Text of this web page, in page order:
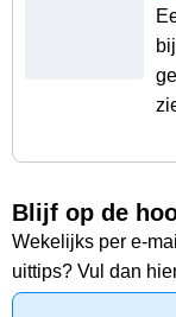
Blijf op de
Wekelijks per e-
uittips? Vul dan